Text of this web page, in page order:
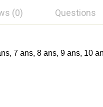
(0) Questions
7 ans, 8 ans, 9 ans, 10
et évaluation
et réponses